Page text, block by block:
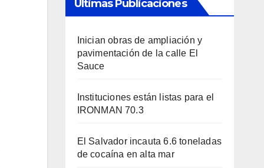
Últimas Publicaciones
Inician obras de ampliación y
pavimentación de la calle El
Sauce
Instituciones están listas para el
IRONMAN 70.3
El Salvador incauta 6.6 toneladas
de cocaína en alta mar